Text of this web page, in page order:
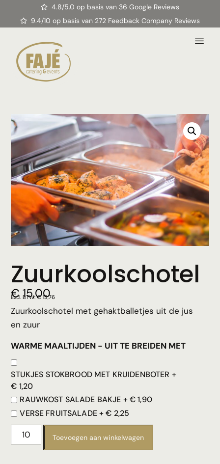
4.8/5.0 op basis van 36 Google Reviews
9.4/10 op basis van 272 Feedback Company Reviews
Zuurkoolschotel
€15,00
Excl. BTW:€13,76
Zuurkoolschotel met gehaktballetjes uit de jus
en zuur
WARME MAALTIJDEN - UIT TE BREIDEN MET
STUKJES STOKBROOD MET KRUIDENBOTER +
€ 1,20
RAUWKOST SALADE BAKJE +€1,90
VERSE FRUITSALADE +€ 2,25
Toevoegen aan winkelwagen